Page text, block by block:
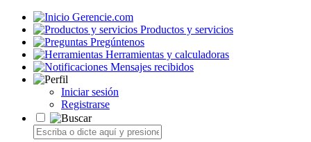
Gerencie.com
Productos y servicios
Pregúntenos
Herramientas y calculadoras
Mensajes recibidos
Iniciar sesión
Registrarse